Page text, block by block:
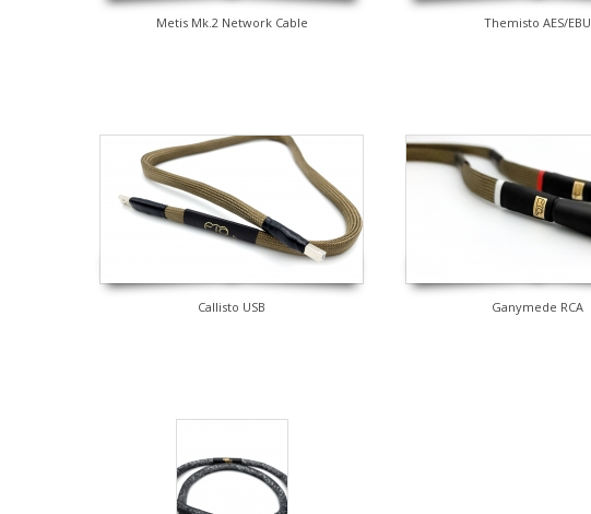
Metis Mk.2 Network Cable Themisto AES/EBU
Callisto USB Ganymede RCA